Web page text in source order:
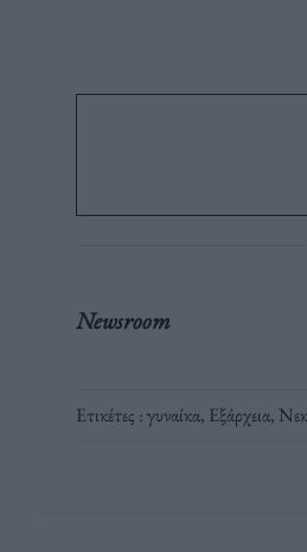
Newsroom
Ετικέτες :γυναίκα, Εξάρχεια,